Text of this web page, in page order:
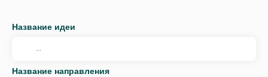
Название идеи
Название направления